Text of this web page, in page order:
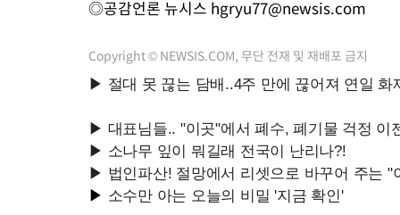
◎공감언론 뉴시스 hgryu77@newsis.com
Copyright © NEWSIS.COM, 무단 전재 및 재배포 금지